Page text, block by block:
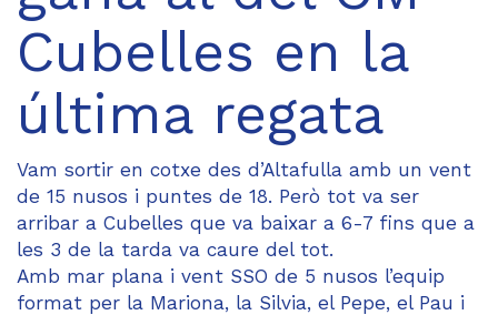
Cubelles en la
última regata
Vam sortir en cotxe des d’Altafulla amb un vent
de 15 nusos i puntes de 18. Però tot va ser
arribar a Cubelles que va baixar a 6-7 fins que a
les 3 de la tarda va caure del tot.
Amb mar plana i vent SSO de 5 nusos l’equip
format per la Mariona, la Silvia, el Pepe, el Pau i